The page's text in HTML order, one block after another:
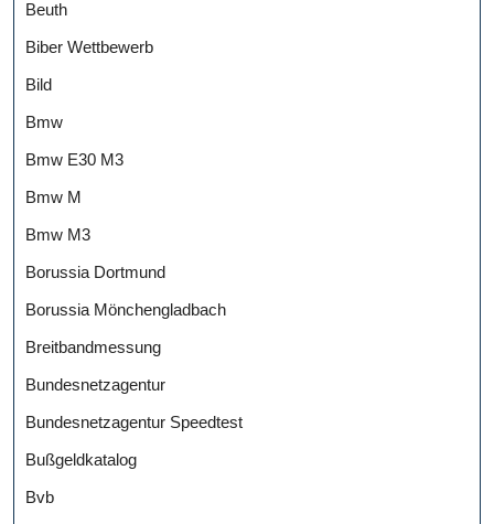
Beuth
Biber Wettbewerb
Bild
Bmw
Bmw E30 M3
Bmw M
Bmw M3
Borussia Dortmund
Borussia Mönchengladbach
Breitbandmessung
Bundesnetzagentur
Bundesnetzagentur Speedtest
Bußgeldkatalog
Bvb